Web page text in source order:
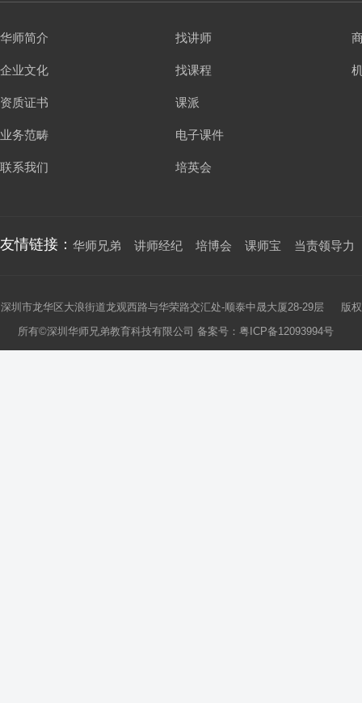
华师简介
企业文化
资质证书
业务范畴
联系我们
找讲师
找课程
课派
电子课件
培英会
友情链接： 华师兄弟 讲师经纪 培博会 课师宝 当责领导力
深圳市龙华区大浪街道龙观西路与华荣路交汇处-顺泰中晟大厦28-29层 版权
所有©深圳华师兄弟教育科技有限公司 备案号： 粤ICP备12093994号